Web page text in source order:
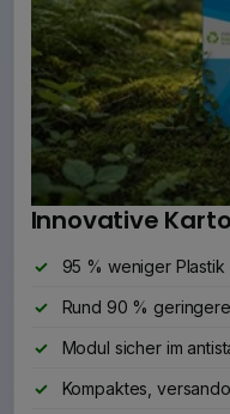
Innovative
95 % weniger
Rund 90 %
Modul sicher im
Kompaktes,